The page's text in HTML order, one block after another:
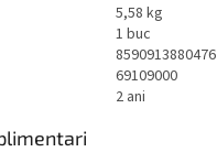
5,58 kg
1 buc
8590913880476
69109000
2 ani